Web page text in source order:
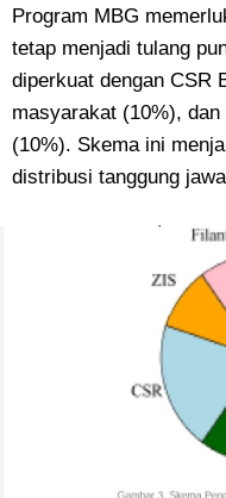
Program MBG
tetap menjadi tulang
diperkuat dengan CSR
masyarakat (10%),
(10%). Skema ini
distribusi tanggung